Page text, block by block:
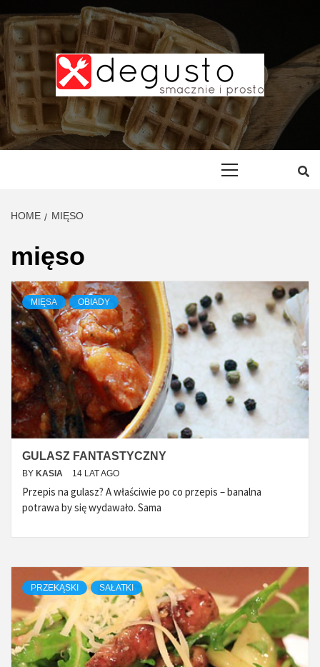
to
content
DEGUSTO –
PRZEPISY
SMACZNE I
PROSTE
HOME MIĘSO
mięso
MIĘSA OBIADY
GULASZ FANTASTYCZNY
BY KASIA 14 LAT AGO
Przepis na gulasz? A właściwie po co przepis – banalna
potrawa by się wydawało. Sama
PRZEKĄSKI SAŁATKI